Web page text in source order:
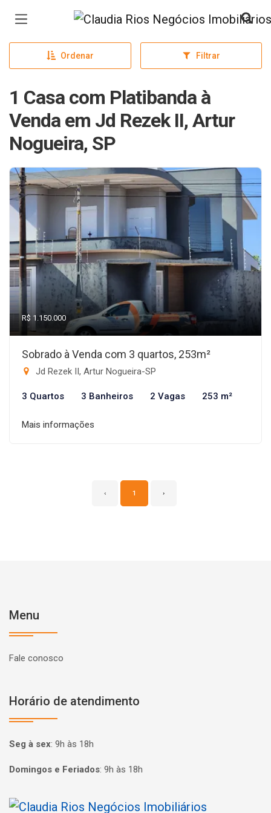
Página inicial
Ordenar Filtrar
1 Casa com Platibanda à
Venda em Jd Rezek II, Artur
Nogueira, SP
R$ 1.150.000
Sobrado à Venda com 3 quartos, 253m²
Jd Rezek II, Artur Nogueira-SP
3 Quartos 3 Banheiros 2 Vagas 253 m²
Mais informações
‹ 1 ›
Menu
Fale conosco
Horário de atendimento
Seg à sex: 9h às 18h
Domingos e Feriados: 9h às 18h
Página inicial